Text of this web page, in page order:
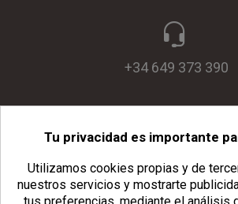
+34 649 373 390
info@usopack.com
Tu privacidad es importante
Utilizamos cookies propias y de
nuestros servicios y mostrarte
tus preferencias, mediante el análisis